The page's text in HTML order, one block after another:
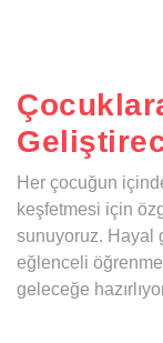
Her çocuğun
keşfetmesi için
sunuyoruz. Hayal
eğlenceli öğrenme
geleceğe